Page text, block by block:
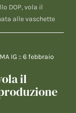
DOP, vola il
alle vaschette
IG ::6 febbraio
il